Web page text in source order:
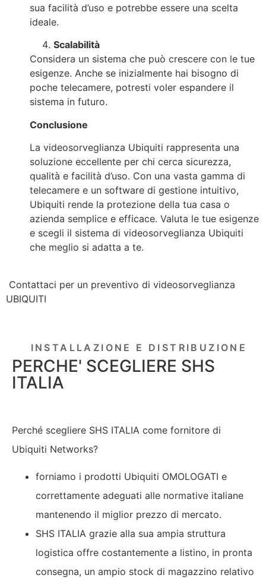
sua facilità d’uso e potrebbe essere una scelta
ideale.
Scalabilità
Considera un sistema che può crescere con le tue
esigenze. Anche se inizialmente hai bisogno di
poche telecamere, potresti voler espandere il
sistema in futuro.
Conclusione
La videosorveglianza Ubiquiti rappresenta una
soluzione eccellente per chi cerca sicurezza,
qualità e facilità d’uso. Con una vasta gamma di
telecamere e un software di gestione intuitivo,
Ubiquiti rende la protezione della tua casa o
azienda semplice e efficace. Valuta le tue esigenze
e scegli il sistema di videosorveglianza Ubiquiti
che meglio si adatta a te.
Contattaci per un preventivo di videosorveglianza
UBIQUITI
INSTALLAZIONE E DISTRIBUZIONE
PERCHE' SCEGLIERE SHS
ITALIA
Perché scegliere SHS ITALIA come fornitore di
Ubiquiti Networks?
forniamo i prodotti Ubiquiti OMOLOGATI e
correttamente adeguati alle normative italiane
mantenendo il miglior prezzo di mercato.
SHS ITALIA grazie alla sua ampia struttura
logistica offre costantemente a listino, in pronta
consegna, un ampio stock di magazzino relativo